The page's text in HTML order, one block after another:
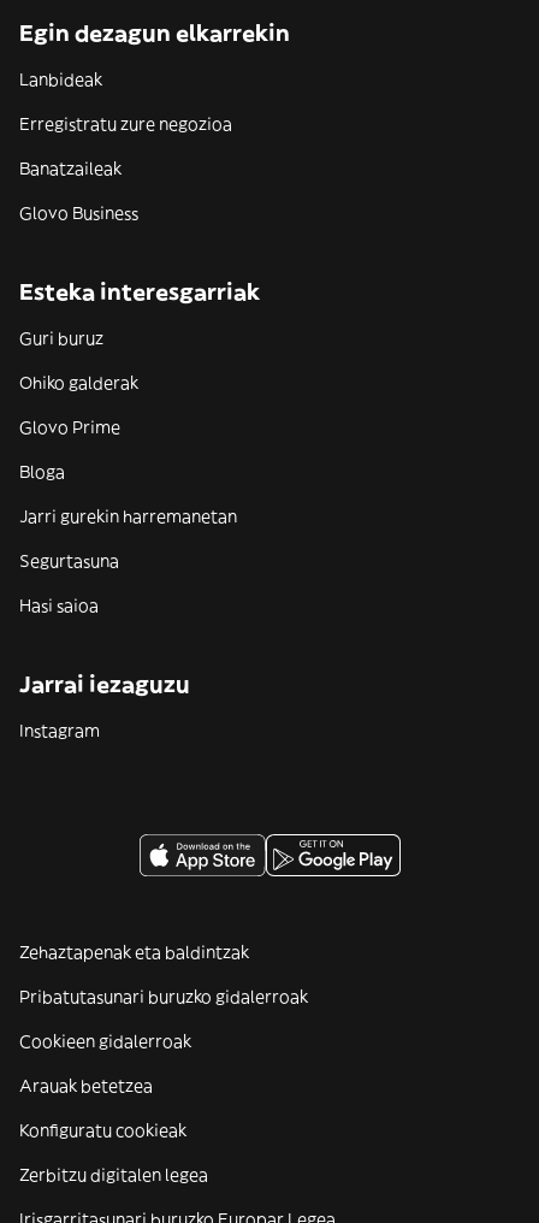
Egin dezagun elkarrekin
Lanbideak
Erregistratu zure negozioa
Banatzaileak
Glovo Business
Esteka interesgarriak
Guri buruz
Ohiko galderak
Glovo Prime
Bloga
Jarri gurekin harremanetan
Segurtasuna
Hasi saioa
Jarrai iezaguzu
Instagram
Zehaztapenak eta baldintzak
Pribatutasunari buruzko gidalerroak
Cookieen gidalerroak
Arauak betetzea
Konfiguratu cookieak
Zerbitzu digitalen legea